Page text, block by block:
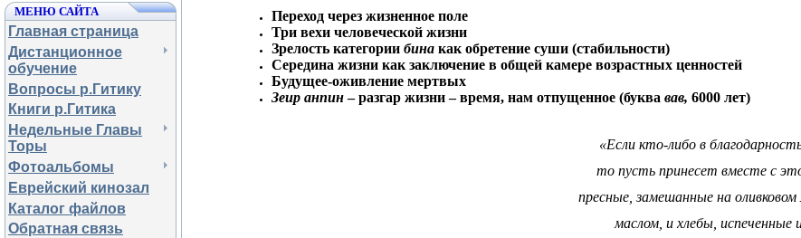
МЕНЮ САЙТА
Главная страница
Дистанционное
обучение
Вопросы р.Гитику
Книги р.Гитика
Недельные Главы
Торы
Фотоальбомы
Еврейский кинозал
Каталог файлов
Обратная связь
Переход через жизненное поле
Три вехи человеческой жизни
Зрелость категории бина как обретение суши (стабильности)
Середина жизни как заключение в общей камере возрастных ценностей
Будущее-оживление мертвых
Зеир анпин– разгар жизни – время, нам отпущенное (буква вав, 6000 лет)
«Если кто-либо в
то пусть принесет вместе с
пресные, замешанные на
маслом, и хлебы, испеченные